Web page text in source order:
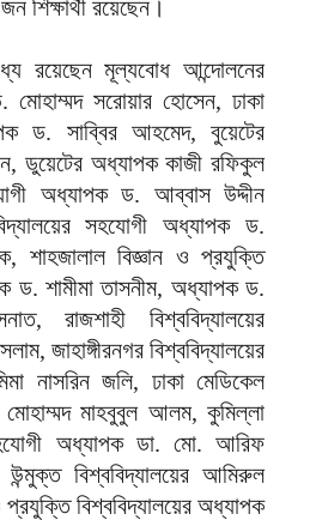
শিক্ষার্থী রয়েছেন।
রয়েছেন মূল্যবোধ আন্দোলনের
মোহাম্মদ সরোয়ার হোসেন, ঢাকা
ড. সাব্বির আহমেদ, বুয়েটের
ডুয়েটের অধ্যাপক কাজী রফিকুল
অধ্যাপক ড. আব্বাস উদ্দীন
সহযোগী অধ্যাপক ড.
শাহজালাল বিজ্ঞান ও প্রযুক্তি
ড. শামীমা তাসনীম, অধ্যাপক ড.
রাজশাহী বিশ্ববিদ্যালয়ের
জাহাঙ্গীরনগর বিশ্ববিদ্যালয়ের
নাসরিন জলি, ঢাকা মেডিকেল
মাহবুবুল আলম, কুমিল্লা
অধ্যাপক ডা. মো. আরিফ
উন্মুক্ত বিশ্ববিদ্যালয়ের আমিরুল
বিশ্ববিদ্যালয়ের অধ্যাপক